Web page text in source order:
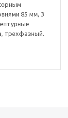
85 мм, 3
трехфазный.